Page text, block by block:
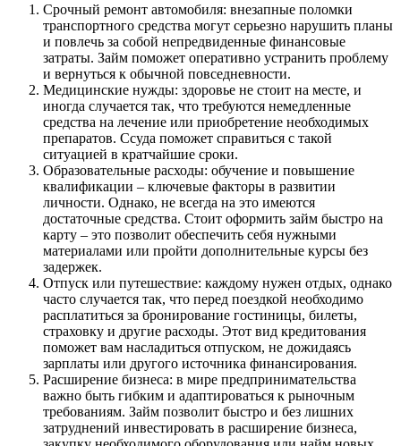
Срочный ремонт автомобиля: внезапные поломки
транспортного средства могут серьезно нарушить планы
и повлечь за собой непредвиденные финансовые
затраты. Займ поможет оперативно устранить проблему
и вернуться к обычной повседневности.
Медицинские нужды: здоровье не стоит на месте, и
иногда случается так, что требуются немедленные
средства на лечение или приобретение необходимых
препаратов. Ссуда поможет справиться с такой
ситуацией в кратчайшие сроки.
Образовательные расходы: обучение и повышение
квалификации – ключевые факторы в развитии
личности. Однако, не всегда на это имеются
достаточные средства. Стоит оформить займ быстро на
карту – это позволит обеспечить себя нужными
материалами или пройти дополнительные курсы без
задержек.
Отпуск или путешествие: каждому нужен отдых, однако
часто случается так, что перед поездкой необходимо
расплатиться за бронирование гостиницы, билеты,
страховку и другие расходы. Этот вид кредитования
поможет вам насладиться отпуском, не дожидаясь
зарплаты или другого источника финансирования.
Расширение бизнеса: в мире предпринимательства
важно быть гибким и адаптироваться к рыночным
требованиям. Займ позволит быстро и без лишних
затруднений инвестировать в расширение бизнеса,